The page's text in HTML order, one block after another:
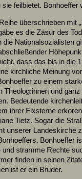
sie feilbietet. Bonhoeffer
überschrieben mit
es die Zäsur des
die Nationalsozialisten
dass das bis in die
kirchliche Meinung
zu einem
Theolog:innen und
Bedeutende
ihrer Fixsterne
Tietz. Sogar die
unserer Landeskirche
Bonhoeffer
und stramme Rechte
finden in seinen
ist er ein Bruder.